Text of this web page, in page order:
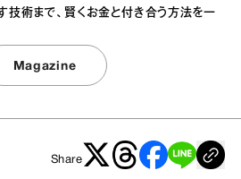
技術まで、賢くお金と付き合う方法を一
Magazine
Share